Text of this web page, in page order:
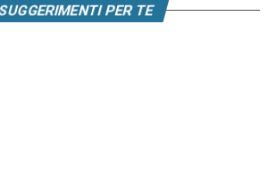
PER TE